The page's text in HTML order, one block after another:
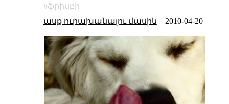
ֆրիսբի
ասք ուրախանալու մասին – 2010-04-20